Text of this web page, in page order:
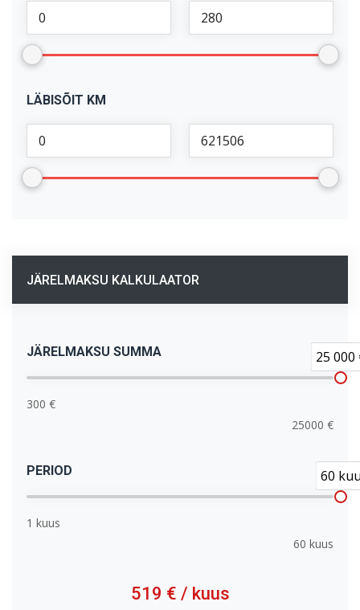
LÄBISÕIT KM
JÄRELMAKSU KALKULAATOR
JÄRELMAKSU SUMMA 25 000
300 €
25000 €
PERIOD 60
1 kuus
60 kuus
519 € / kuus